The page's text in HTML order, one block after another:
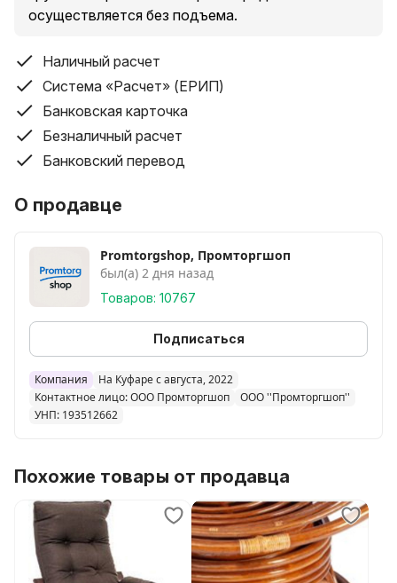
осуществляется без подъема.
Наличный расчет
Система «Расчет» (ЕРИП)
Банковская карточка
Безналичный расчет
Банковский перевод
О продавце
Promtorgshop, Промторгшоп
был(а) 2 дня назад
Товаров: 10767
Подписаться
Компания
На Куфаре с августа, 2022
Контактное лицо: ООО Промторгшоп
ООО ''Промторгшоп''
УНП: 193512662
Похожие товары от продавца